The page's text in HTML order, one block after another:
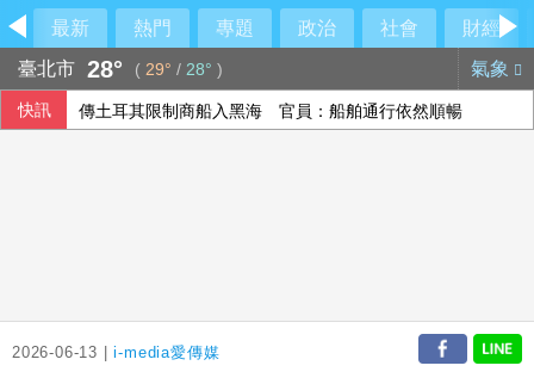
最新 熱門 專題 政治 社會
財經
臺北市 28° ( 29° / 28° ) 氣象
快訊 傳土耳其限制商船入黑海 官員：船舶通行依然順暢
2026-06-13 |i-media愛傳媒